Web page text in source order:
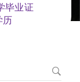
การ
毕业证
历